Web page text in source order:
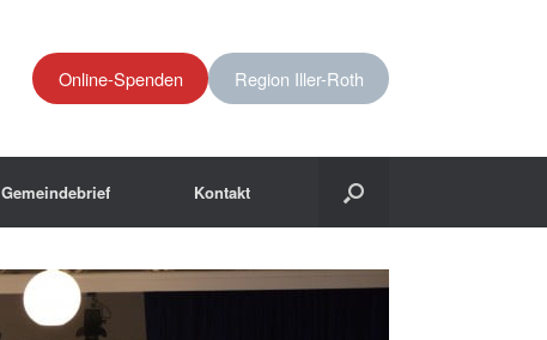
Online-Spenden Region Iller-Roth
Gemeindebrief Kontakt